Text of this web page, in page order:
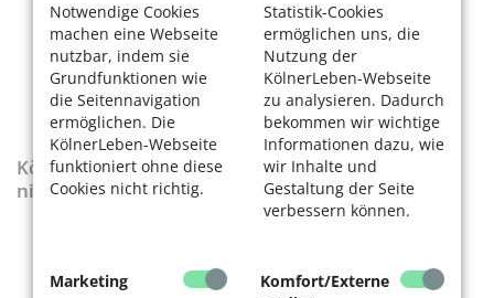
Notwendige Cookies
machen eine Webseite
nutzbar, indem sie
Grundfunktionen wie
die Seitennavigation
ermöglichen. Die
KölnerLeben-Webseite
funktioniert ohne diese
Cookies nicht richtig.
Statistik-Cookies
ermöglichen uns, die
Nutzung der
KölnerLeben-Webseite
zu analysieren. Dadurch
bekommen wir wichtige
Informationen dazu, wie
wir Inhalte und
Gestaltung der Seite
verbessern können.
Marketing
Komfort/Externe
KölnerLeben-Sonderausgabe „Wenn die Rente
nicht reicht“